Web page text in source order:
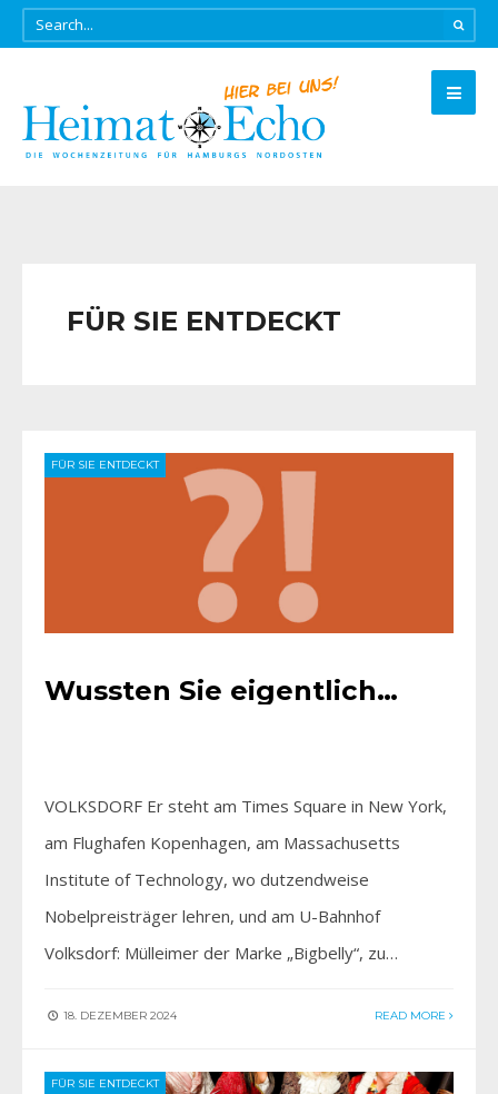
FÜR SIE ENTDECKT
FÜR SIE ENTDECKT
Wussten Sie eigentlich…
VOLKSDORF Er steht am Times Square in New York,
am Flughafen Kopenhagen, am Massachusetts
Institute of Technology, wo dutzendweise
Nobelpreisträger lehren, und am U-Bahnhof
Volksdorf: Mülleimer der Marke „Bigbelly“, zu…
18. DEZEMBER 2024 READ MORE
FÜR SIE ENTDECKT